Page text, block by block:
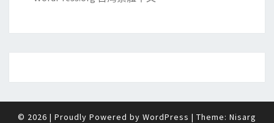
© 2026 | Proudly Powered by WordPress | Theme: Nisarg